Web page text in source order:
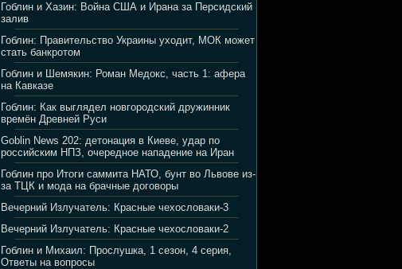
Гоблин и Хазин: Война США и Ирана за Персидский
залив
Гоблин: Правительство Украины уходит, МОК может
стать банкротом
Гоблин и Шемякин: Роман Медокс, часть 1: афера
на Кавказе
Гоблин: Как выглядел новгородский дружинник
времён Древней Руси
Goblin News 202: детонация в Киеве, удар по
российским НПЗ, очередное нападение на Иран
Гоблин про Итоги саммита НАТО, бунт во Львове из-
за ТЦК и мода на брачные договоры
Вечерний Излучатель: Красные чехословаки-3
Вечерний Излучатель: Красные чехословаки-2
Гоблин и Михаил: Прослушка, 1 сезон, 4 серия,
Ответы на вопросы